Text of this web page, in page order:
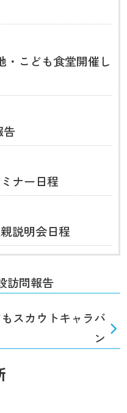
こども食堂開催し
告
ナー日程
説明会日程
訪問報告
スカウトキャラバ
ン